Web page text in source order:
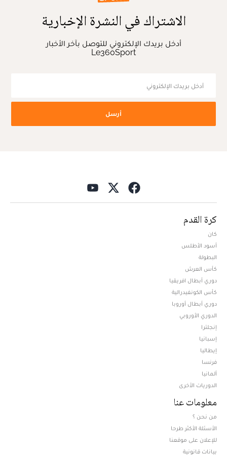
الاشتراك في النشرة الإخبارية
أدخل بريدك الإلكتروني للتوصل بآخر الأخبار
Le360Sport
أرسل
كرة القدم
كان
أسود الأطلس
البطولة
كأس العرش
دوري أبطال افريقيا
كأس الكونفيدرالية
دوري أبطال أوروبا
الدوري الأوروبي
إنجلترا
إسبانيا
إيطاليا
فرنسا
ألمانيا
الدوريات الأخرى
معلومات عنا
من نحن ؟
الأسئلة الأكثر طرحا
للإعلان على موقعنا
بيانات قانونية